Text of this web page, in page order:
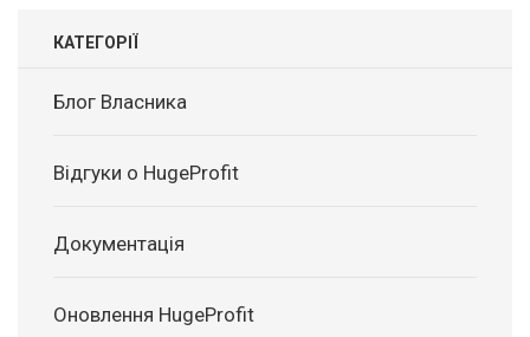
КАТЕГОРІЇ
Блог Власника
Відгуки о HugeProfit
Документація
Оновлення HugeProfit